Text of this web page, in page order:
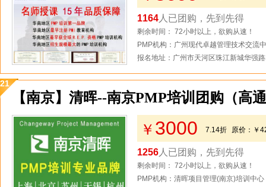
1164 人已团购，先到先得
剩余时间： 72小时以上，欲购从速！
PMP机构：广州现代卓越管理技术交流
报名地址：广州市天河区珠江新城华强
21
【南京】清晖--南京PMP培训团购（高
￥ 3000 7.14折 原价： ￥
1256 人已团购，先到先得
剩余时间： 72小时以上，欲购从速！
PMP机构：清晖项目管理(南京)培训中心